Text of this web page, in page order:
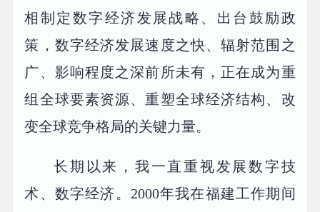
相制定数字经济发展战略、出台鼓励政
策，数字经济发展速度之快、辐射范围之
广、影响程度之深前所未有，正在成为重
组全球要素资源、重塑全球经济结构、改
变全球竞争格局的关键力量。
长期以来，我一直重视发展数字技
术、数字经济。2000年我在福建工作期间